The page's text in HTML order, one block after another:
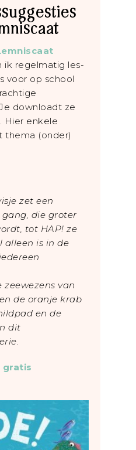
ik regelmatig les-
voor op school
downloadt ze
Hier enkele
thema (onder)
zet een
die groter
tot HAP! ze
alleen is in de
zeewezens van
de oranje krab
en de
dit
gratis